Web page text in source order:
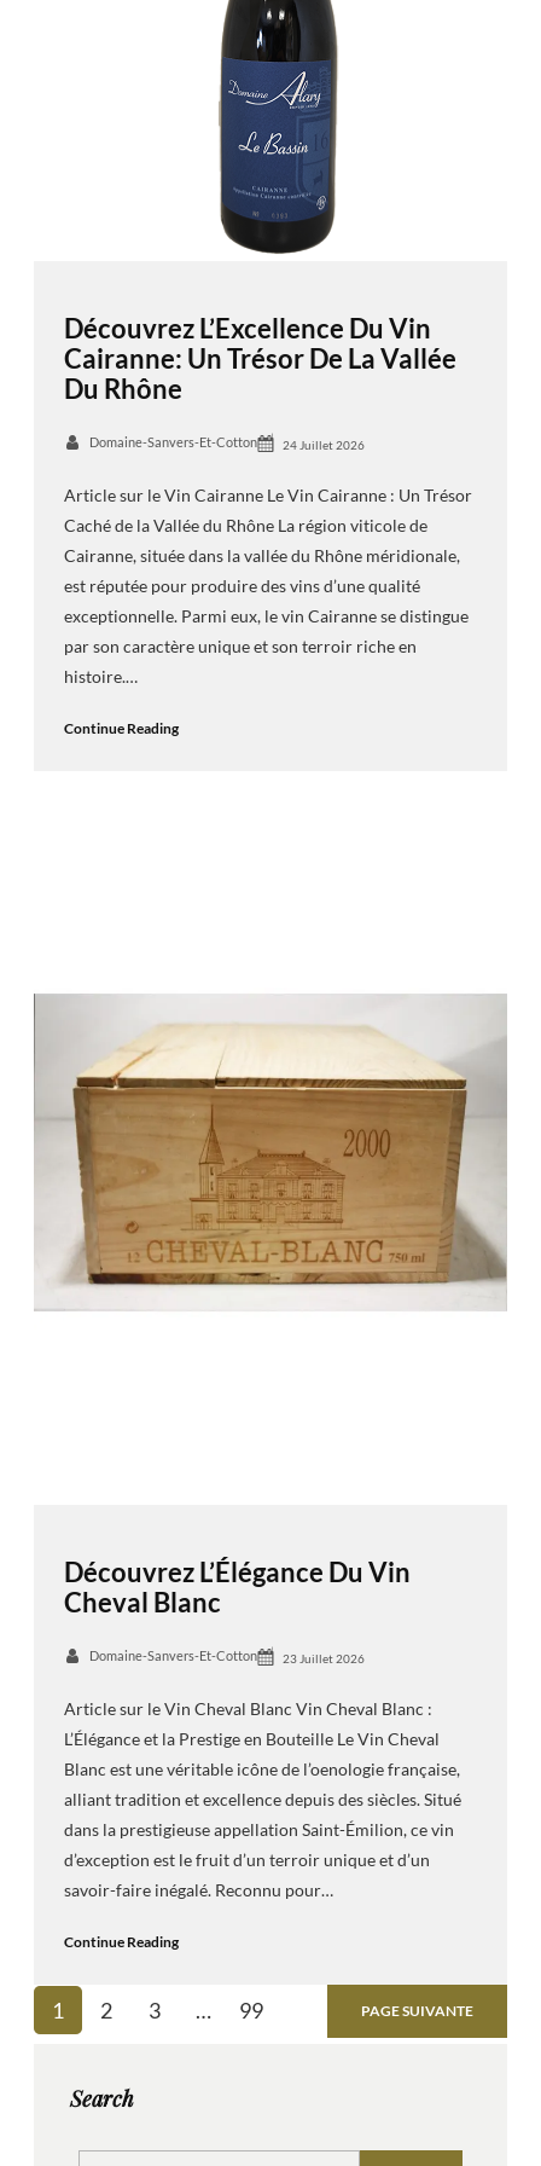
Découvrez L’Excellence Du Vin
Cairanne: Un Trésor De La Vallée
Du Rhône
Domaine-Sanvers-Et-Cotton 24 Juillet 2026
Article sur le Vin Cairanne Le Vin Cairanne : Un Trésor
Caché de la Vallée du Rhône La région viticole de
Cairanne, située dans la vallée du Rhône méridionale,
est réputée pour produire des vins d’une qualité
exceptionnelle. Parmi eux, le vin Cairanne se distingue
par son caractère unique et son terroir riche en
histoire.…
Continue Reading
Découvrez L’Élégance Du Vin
Cheval Blanc
Domaine-Sanvers-Et-Cotton 23 Juillet 2026
Article sur le Vin Cheval Blanc Vin Cheval Blanc :
L’Élégance et la Prestige en Bouteille Le Vin Cheval
Blanc est une véritable icône de l’oenologie française,
alliant tradition et excellence depuis des siècles. Situé
dans la prestigieuse appellation Saint-Émilion, ce vin
d’exception est le fruit d’un terroir unique et d’un
savoir-faire inégalé. Reconnu pour…
Continue Reading
1 2 3 … 99 PAGE SUIVANTE
Search